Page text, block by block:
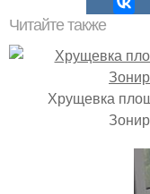
Читайте также
Хрущевка